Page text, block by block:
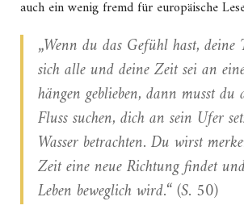
auch ein wenig fremd für europäische
„Wenn du das Gefühl hast, deine
sich alle und deine Zeit sei an
hängen geblieben, dann musst
Fluss suchen, dich an sein Ufer
Wasser betrachten. Du wirst
Zeit eine neue Richtung findet
Leben beweglich wird.“ (S. 50)